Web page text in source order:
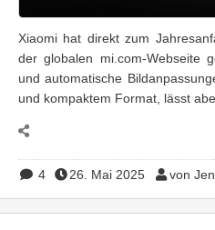
Xiaomi hat direkt zum
der globalen mi.com-Webseite
und automatische
und kompaktem Format, lässt
4 26. Mai 2025 von